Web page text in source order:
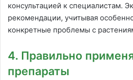
консультацией к специалистам.
рекомендации, учитывая
конкретные проблемы с
4. Правильно
препараты